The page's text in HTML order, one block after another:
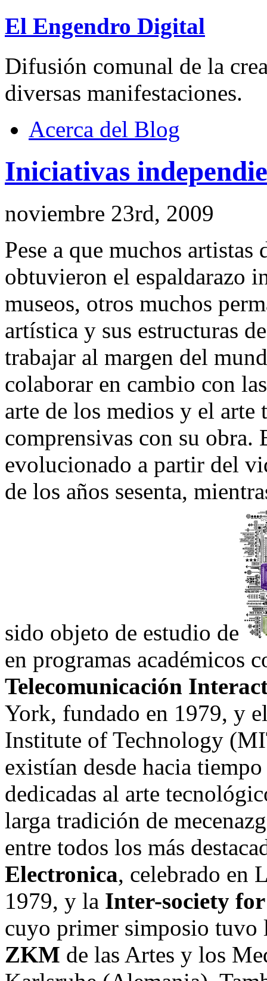
El Engendro Digital
Difusión comunal de la
diversas manifestaciones.
Acerca del Blog
Iniciativas
noviembre 23rd, 2009
Pese a que muchos
obtuvieron el espaldarazo
museos, otros muchos
artística y sus estructuras
trabajar al margen del
colaborar en cambio con
arte de los medios y el
comprensivas con su obra.
evolucionado a partir del
de los años sesenta,
sido objeto de estudio de
en programas académicos
Telecomunicación
York, fundado en 1979, y
Institute of Technology
existían desde hacia
dedicadas al arte
larga tradición de
entre todos los más
Electronica, celebrado en
1979, y la Inter-society
cuyo primer simposio tuvo
ZKM de las Artes y los